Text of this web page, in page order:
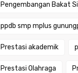
Pengembangan Bakat
ppdb smp mplus
Prestasi akademik
Prestasi Olahraga